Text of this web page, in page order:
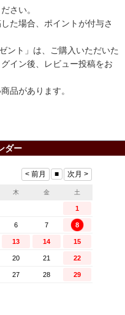
さい。
た場合、ポイントが付与さ
ント」は、ご購入いただいた
イン後、レビュー投稿をお
品があります。
ダー